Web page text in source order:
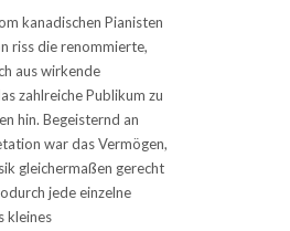
kanadischen Pianisten
riss die renommierte,
aus wirkende
zahlreiche Publikum zu
hin. Begeisternd an
war das Vermögen,
gleichermaßen gerecht
jede einzelne
kleines